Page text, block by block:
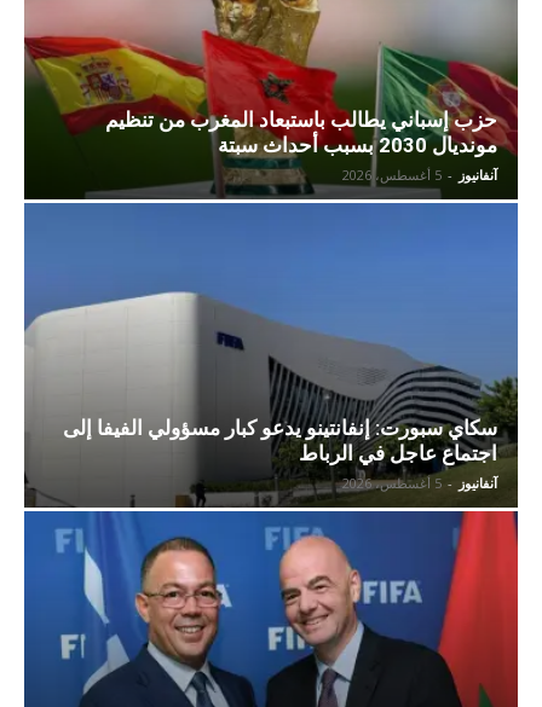
حزب إسباني يطالب باستبعاد المغرب من تنظيم
مونديال 2030 بسبب أحداث سبتة
آنفانيوز - 5 أغسطس، 2026
سكاي سبورت: إنفانتينو يدعو كبار مسؤولي الفيفا إلى
اجتماع عاجل في الرباط
آنفانيوز - 5 أغسطس، 2026